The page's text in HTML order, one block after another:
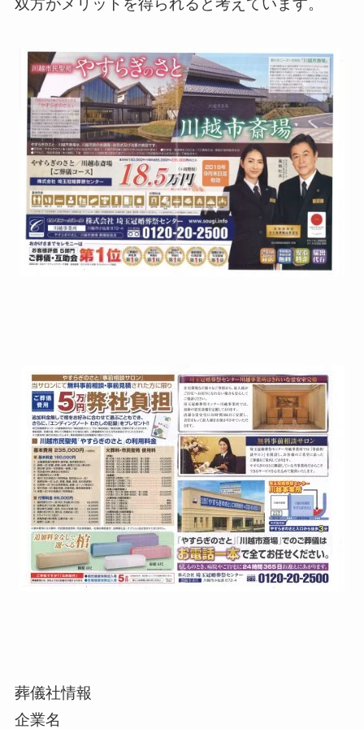
双方がメリットを得られると考えています。
葬儀社情報
企業名